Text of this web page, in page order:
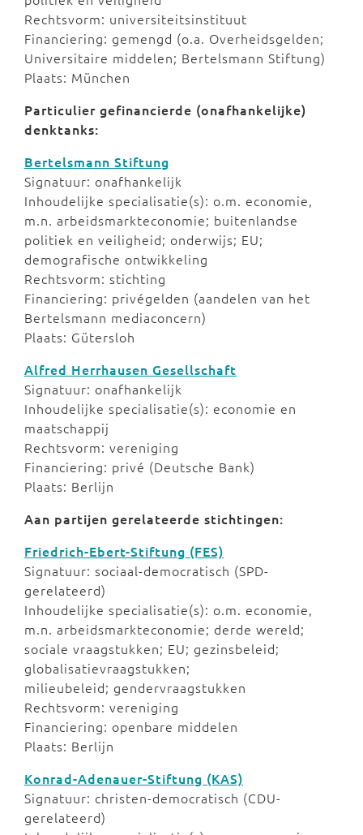
Rechtsvorm: universiteitsinstituut
Financiering: gemengd (o.a. Overheidsgelden;
Universitaire middelen; Bertelsmann Stiftung)
Plaats: München
Particulier gefinancierde (onafhankelijke)
denktanks:
Bertelsmann Stiftung
Signatuur: onafhankelijk
Inhoudelijke specialisatie(s): o.m. economie,
m.n. arbeidsmarkteconomie; buitenlandse
politiek en veiligheid; onderwijs; EU;
demografische ontwikkeling
Rechtsvorm: stichting
Financiering: privégelden (aandelen van het
Bertelsmann mediaconcern)
Plaats: Gütersloh
Alfred Herrhausen Gesellschaft
Signatuur: onafhankelijk
Inhoudelijke specialisatie(s): economie en
maatschappij
Rechtsvorm: vereniging
Financiering: privé (Deutsche Bank)
Plaats: Berlijn
Aan partijen gerelateerde stichtingen:
Friedrich-Ebert-Stiftung (FES)
Signatuur: sociaal-democratisch (SPD-
gerelateerd)
Inhoudelijke specialisatie(s): o.m. economie,
m.n. arbeidsmarkteconomie; derde wereld;
sociale vraagstukken; EU; gezinsbeleid;
globalisatievraagstukken;
milieubeleid; gendervraagstukken
Rechtsvorm: vereniging
Financiering: openbare middelen
Plaats: Berlijn
Konrad-Adenauer-Stiftung (KAS)
Signatuur: christen-democratisch (CDU-
gerelateerd)